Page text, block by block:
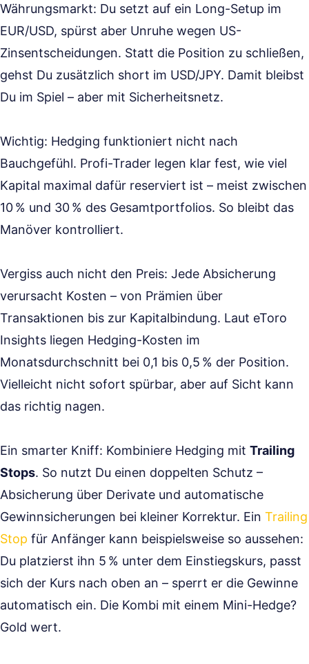
Währungsmarkt: Du setzt auf ein Long-Setup im
EUR/USD, spürst aber Unruhe wegen US-
Zinsentscheidungen. Statt die Position zu schließen,
gehst Du zusätzlich short im USD/JPY. Damit bleibst
Du im Spiel – aber mit Sicherheitsnetz.
Wichtig: Hedging funktioniert nicht nach
Bauchgefühl. Profi-Trader legen klar fest, wie viel
Kapital maximal dafür reserviert ist – meist zwischen
10 % und 30 % des Gesamtportfolios. So bleibt das
Manöver kontrolliert.
Vergiss auch nicht den Preis: Jede Absicherung
verursacht Kosten – von Prämien über
Transaktionen bis zur Kapitalbindung. Laut eToro
Insights liegen Hedging-Kosten im
Monatsdurchschnitt bei 0,1 bis 0,5 % der Position.
Vielleicht nicht sofort spürbar, aber auf Sicht kann
das richtig nagen.
Ein smarter Kniff: Kombiniere Hedging mit Trailing
Stops. So nutzt Du einen doppelten Schutz –
Absicherung über Derivate und automatische
Gewinnsicherungen bei kleiner Korrektur. Ein Trailing
Stop für Anfänger kann beispielsweise so aussehen:
Du platzierst ihn 5 % unter dem Einstiegskurs, passt
sich der Kurs nach oben an – sperrt er die Gewinne
automatisch ein. Die Kombi mit einem Mini-Hedge?
Gold wert.